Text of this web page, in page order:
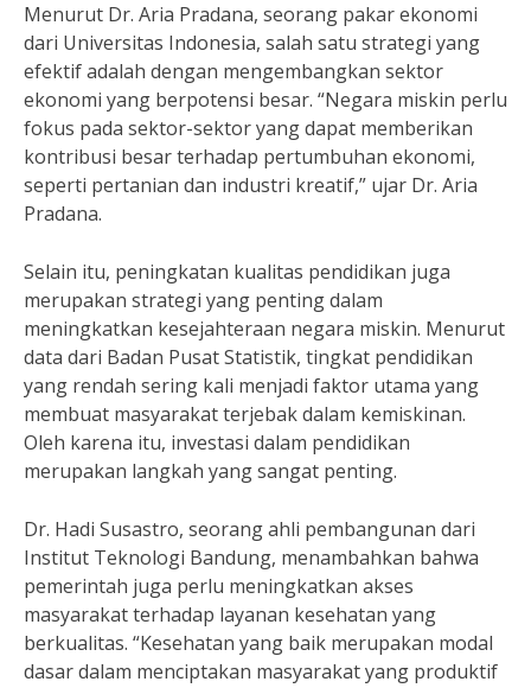
Menurut Dr. Aria Pradana, seorang pakar ekonomi
dari Universitas Indonesia, salah satu strategi yang
efektif adalah dengan mengembangkan sektor
ekonomi yang berpotensi besar. “Negara miskin perlu
fokus pada sektor-sektor yang dapat memberikan
kontribusi besar terhadap pertumbuhan ekonomi,
seperti pertanian dan industri kreatif,” ujar Dr. Aria
Pradana.
Selain itu, peningkatan kualitas pendidikan juga
merupakan strategi yang penting dalam
meningkatkan kesejahteraan negara miskin. Menurut
data dari Badan Pusat Statistik, tingkat pendidikan
yang rendah sering kali menjadi faktor utama yang
membuat masyarakat terjebak dalam kemiskinan.
Oleh karena itu, investasi dalam pendidikan
merupakan langkah yang sangat penting.
Dr. Hadi Susastro, seorang ahli pembangunan dari
Institut Teknologi Bandung, menambahkan bahwa
pemerintah juga perlu meningkatkan akses
masyarakat terhadap layanan kesehatan yang
berkualitas. “Kesehatan yang baik merupakan modal
dasar dalam menciptakan masyarakat yang produktif